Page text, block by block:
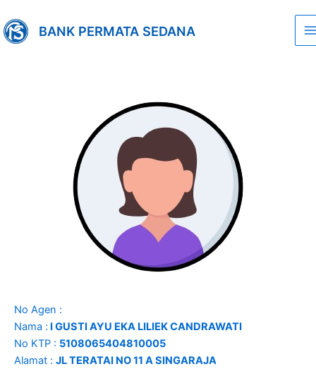
ke
konten
BANK PERMATA SEDANA
No Agen :
Nama : I GUSTI AYU EKA LILIEK CANDRAWATI
No KTP : 5108065404810005
Alamat : JL TERATAI NO 11 A SINGARAJA